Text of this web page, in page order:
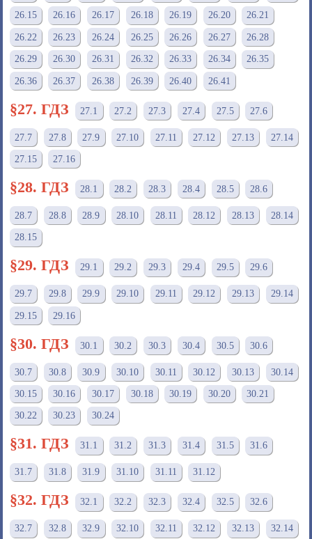
26.15 26.16 26.17 26.18 26.19 26.20 26.21
26.22 26.23 26.24 26.25 26.26 26.27 26.28
26.29 26.30 26.31 26.32 26.33 26.34 26.35
26.36 26.37 26.38 26.39 26.40 26.41
§27. ГДЗ 27.1 27.2 27.3 27.4 27.5 27.6
27.7 27.8 27.9 27.10 27.11 27.12 27.13 27.14
27.15 27.16
§28. ГДЗ 28.1 28.2 28.3 28.4 28.5 28.6
28.7 28.8 28.9 28.10 28.11 28.12 28.13 28.14
28.15
§29. ГДЗ 29.1 29.2 29.3 29.4 29.5 29.6
29.7 29.8 29.9 29.10 29.11 29.12 29.13 29.14
29.15 29.16
§30. ГДЗ 30.1 30.2 30.3 30.4 30.5 30.6
30.7 30.8 30.9 30.10 30.11 30.12 30.13 30.14
30.15 30.16 30.17 30.18 30.19 30.20 30.21
30.22 30.23 30.24
§31. ГДЗ 31.1 31.2 31.3 31.4 31.5 31.6
31.7 31.8 31.9 31.10 31.11 31.12
§32. ГДЗ 32.1 32.2 32.3 32.4 32.5 32.6
32.7 32.8 32.9 32.10 32.11 32.12 32.13 32.14